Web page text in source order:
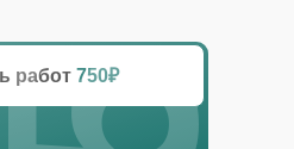
работ 750₽